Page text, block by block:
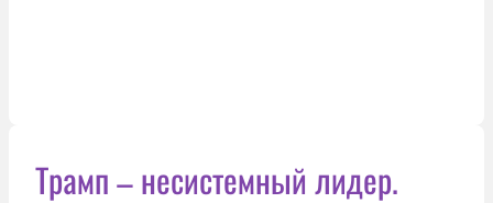
Трамп – несистемный лидер.